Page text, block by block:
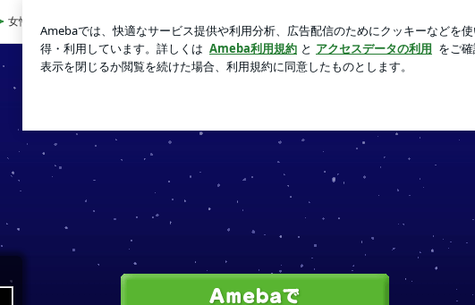
女性を見る目がないと言われる原因